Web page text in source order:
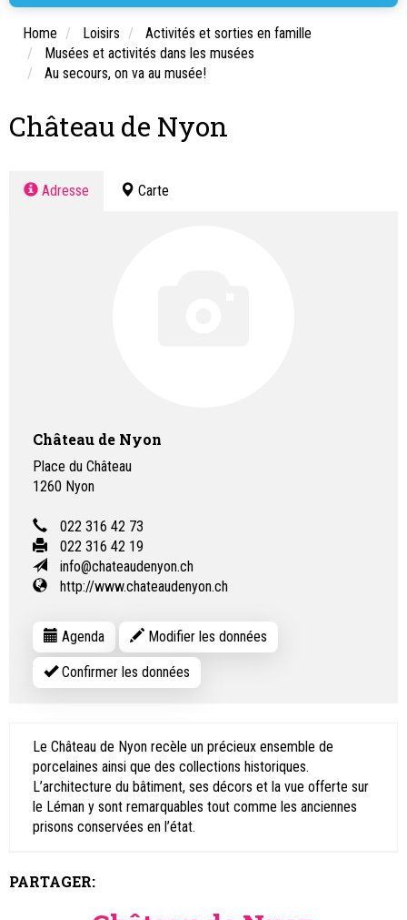
Home Loisirs
Activités et sorties en famille
Musées et activités dans les musées
Au secours, on va au musée!
Château de Nyon
Adresse Carte
Château de Nyon
Place du Château
1260 Nyon
022 316 42 73
022 316 42 19
info@chateaudenyon.ch
http://www.chateaudenyon.ch
Agenda Modifier les données
Confirmer les données
Le Château de Nyon recèle un précieux ensemble de
porcelaines ainsi que des collections historiques.
L’architecture du bâtiment, ses décors et la vue offerte sur
le Léman y sont remarquables tout comme les anciennes
prisons conservées en l’état.
PARTAGER: